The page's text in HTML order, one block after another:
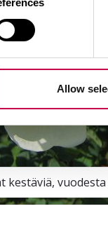
Allow